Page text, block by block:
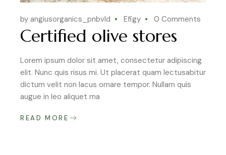
by angiusorganics_pnbvld Efigy 0 Comments
Certified olive stores
Lorem ipsum dolor sit amet, consectetur adipiscing
elit. Nunc quis risus mi. Ut placerat quam lectusabitur
dictum velit non lacus ornare tempor. Nullam quis
augue in leo aliquet ma
READ MORE